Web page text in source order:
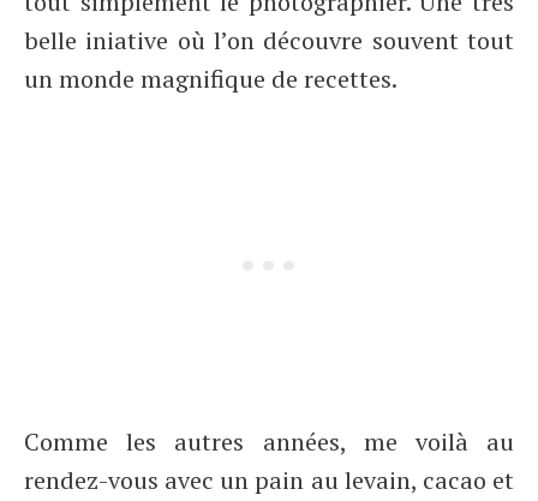
belle iniative où l’on découvre souvent tout
un monde magnifique de recettes.
Comme les autres années, me voilà au
rendez-vous avec un pain au levain, cacao et